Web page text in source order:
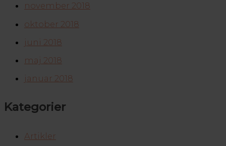
november 2018
oktober 2018
juni 2018
maj 2018
januar 2018
Kategorier
Artikler